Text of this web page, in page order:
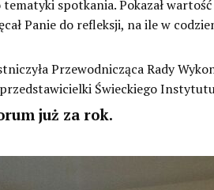
tematyki spotkania. Pokazał
Panie do refleksji, na ile w
Przewodnicząca Rady
Świeckiego
już za rok.